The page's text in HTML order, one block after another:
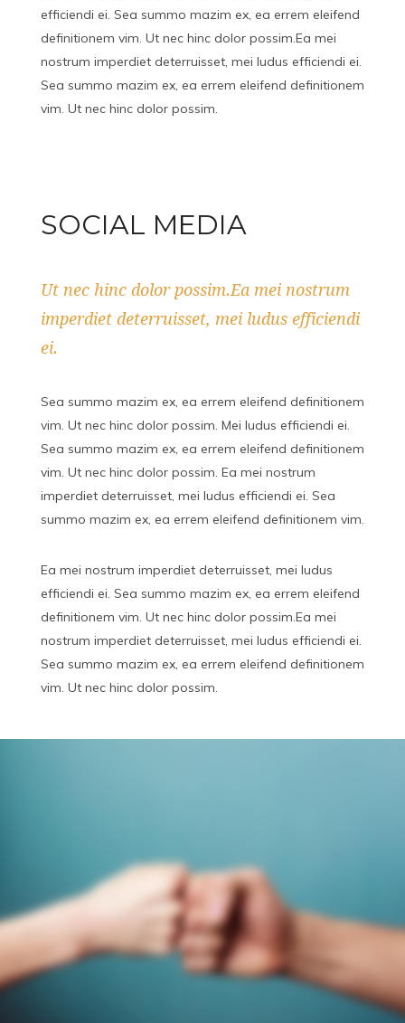
efficiendi ei. Sea summo mazim ex, ea errem eleifend
definitionem vim. Ut nec hinc dolor possim.Ea mei
nostrum imperdiet deterruisset, mei ludus efficiendi ei.
Sea summo mazim ex, ea errem eleifend definitionem
vim. Ut nec hinc dolor possim.
SOCIAL MEDIA
Ut nec hinc dolor possim.Ea mei nostrum
imperdiet deterruisset, mei ludus efficiendi
ei.
Sea summo mazim ex, ea errem eleifend definitionem
vim. Ut nec hinc dolor possim. Mei ludus efficiendi ei.
Sea summo mazim ex, ea errem eleifend definitionem
vim. Ut nec hinc dolor possim. Ea mei nostrum
imperdiet deterruisset, mei ludus efficiendi ei. Sea
summo mazim ex, ea errem eleifend definitionem vim.
Ea mei nostrum imperdiet deterruisset, mei ludus
efficiendi ei. Sea summo mazim ex, ea errem eleifend
definitionem vim. Ut nec hinc dolor possim.Ea mei
nostrum imperdiet deterruisset, mei ludus efficiendi ei.
Sea summo mazim ex, ea errem eleifend definitionem
vim. Ut nec hinc dolor possim.